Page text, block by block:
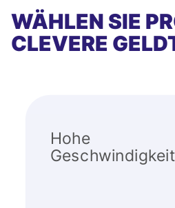
WÄHLEN SIE
CLEVERE
Hohe
Geschwindigkeit